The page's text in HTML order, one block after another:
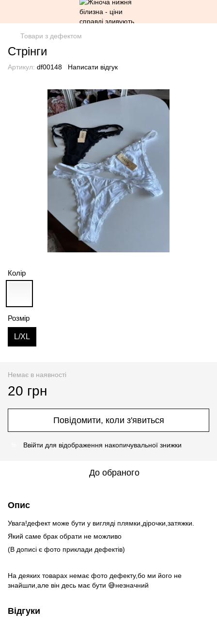
Товари з дефектом
Стрінги
Артикул: df00148 Написати відгук
Колір
Розмір
L/XL
Немає в наявності
20 грн
Повідомити, коли з'явиться
Ввійти для відображення накопичувальної знижки
До обраного
Опис
Увага!дефект може бути у вигляді плямки,дірочки,затяжки.
Який саме брак обрати не можливо
(В дописі є фото приклади дефектів)
На деяких товарах немає фото дефекту,бо ми його не
знайшли,але він десь має бути 😅незначний
Відгуки